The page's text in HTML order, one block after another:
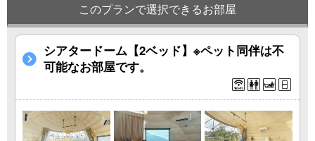
このプランで選択できるお部屋
シアタードーム【2ベッド】※ペット同伴は不
可能なお部屋です。